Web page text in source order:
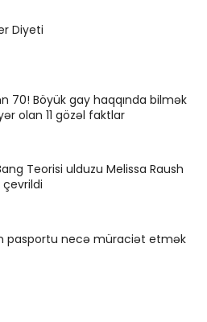
Diyeti
70! Böyük gay haqqında bilmək
olan 11 gözəl faktlar
Teorisi ulduzu Melissa Raush
pasportu necə müraciət etmək